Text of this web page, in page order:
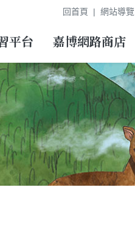
回首頁 網站導覽
平台 嘉博網路商店